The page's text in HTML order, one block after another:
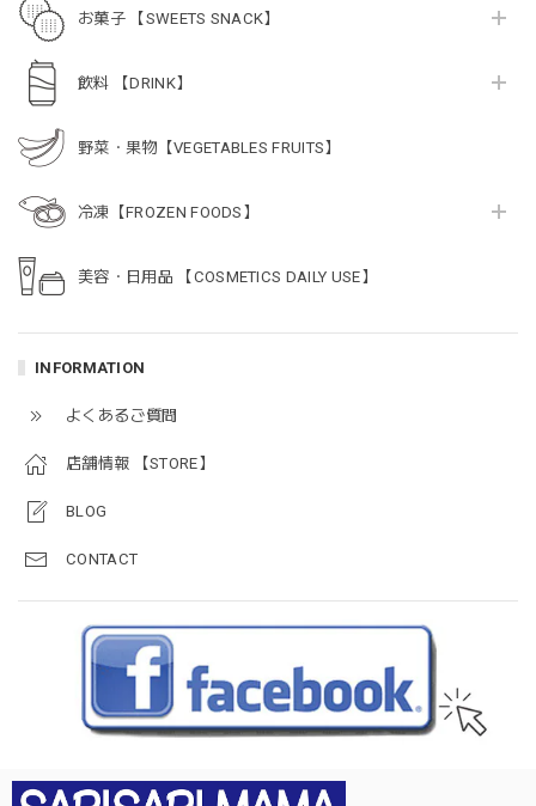
お菓子 【SWEETS SNACK】
飲料 【DRINK】
野菜・果物【VEGETABLES FRUITS】
冷凍【FROZEN FOODS】
美容・日用品 【COSMETICS DAILY USE】
INFORMATION
よくあるご質問
店舗情報 【STORE】
BLOG
CONTACT